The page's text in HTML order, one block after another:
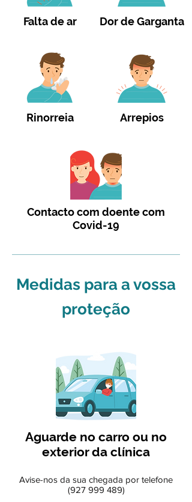
Falta de ar
Rinorreia
Dor de Garganta
Arrepios
Contacto com doente com
Covid-19
Medidas para a vossa
proteção
Aguarde no carro ou no
exterior da clínica
Avise-nos da sua chegada por telefone
(927 999 489)